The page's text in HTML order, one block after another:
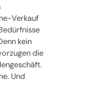
Verkauf
kein
die
Und